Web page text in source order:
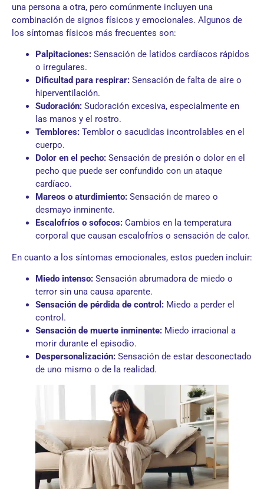
una persona a otra, pero comúnmente incluyen una
combinación de signos físicos y emocionales. Algunos de
los síntomas físicos más frecuentes son:
Palpitaciones: Sensación de latidos cardíacos rápidos
o irregulares.
Dificultad para respirar: Sensación de falta de aire o
hiperventilación.
Sudoración: Sudoración excesiva, especialmente en
las manos y el rostro.
Temblores: Temblor o sacudidas incontrolables en el
cuerpo.
Dolor en el pecho: Sensación de presión o dolor en el
pecho que puede ser confundido con un ataque
cardíaco.
Mareos o aturdimiento: Sensación de mareo o
desmayo inminente.
Escalofríos o sofocos: Cambios en la temperatura
corporal que causan escalofríos o sensación de calor.
En cuanto a los síntomas emocionales, estos pueden incluir:
Miedo intenso: Sensación abrumadora de miedo o
terror sin una causa aparente.
Sensación de pérdida de control: Miedo a perder el
control.
Sensación de muerte inminente: Miedo irracional a
morir durante el episodio.
Despersonalización: Sensación de estar desconectado
de uno mismo o de la realidad.